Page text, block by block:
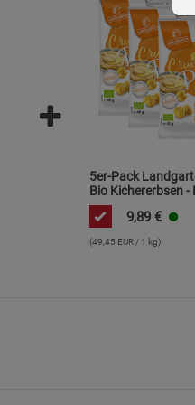
5er-Pack
Bio Kichererbsen -
Klassik
9,89 €
(49,45 EUR / 1 kg)